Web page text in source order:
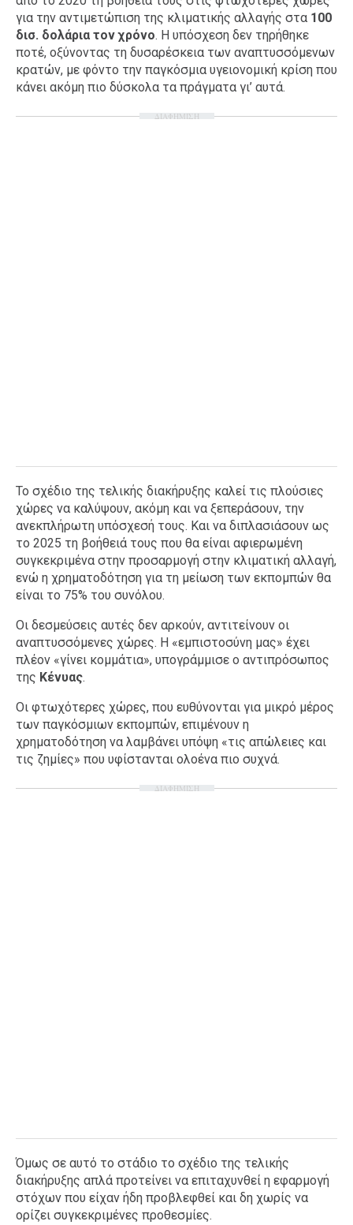
για την αντιμετώπιση της κλιματικής αλλαγής στα 100
δισ. δολάρια τον χρόνο. Η υπόσχεση δεν τηρήθηκε
ποτέ, οξύνοντας τη δυσαρέσκεια των αναπτυσσόμενων
κρατών, με φόντο την παγκόσμια υγειονομική κρίση που
κάνει ακόμη πιο δύσκολα τα πράγματα γι’ αυτά.
ΔΙΑΦΗΜΙΣΗ
Το σχέδιο της τελικής διακήρυξης καλεί τις πλούσιες
χώρες να καλύψουν, ακόμη και να ξεπεράσουν, την
ανεκπλήρωτη υπόσχεσή τους. Και να διπλασιάσουν ως
το 2025 τη βοήθειά τους που θα είναι αφιερωμένη
συγκεκριμένα στην προσαρμογή στην κλιματική αλλαγή,
ενώ η χρηματοδότηση για τη μείωση των εκπομπών θα
είναι το 75% του συνόλου.
Οι δεσμεύσεις αυτές δεν αρκούν, αντιτείνουν οι
αναπτυσσόμενες χώρες. Η «εμπιστοσύνη μας» έχει
πλέον «γίνει κομμάτια», υπογράμμισε ο αντιπρόσωπος
της Κένυας.
Οι φτωχότερες χώρες, που ευθύνονται για μικρό μέρος
των παγκόσμιων εκπομπών, επιμένουν η
χρηματοδότηση να λαμβάνει υπόψη «τις απώλειες και
τις ζημίες» που υφίστανται ολοένα πιο συχνά.
ΔΙΑΦΗΜΙΣΗ
Όμως σε αυτό το στάδιο το σχέδιο της τελικής
διακήρυξης απλά προτείνει να επιταχυνθεί η εφαρμογή
στόχων που είχαν ήδη προβλεφθεί και δη χωρίς να
ορίζει συγκεκριμένες προθεσμίες.